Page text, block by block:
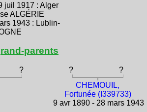
juil 1917 : Alger
ALGÉRIE
1943 : Lublin-
parents
? ?
?
CHEMOUIL,
Fortunée (I339733)
9 avr 1890 - 28 mars 1943